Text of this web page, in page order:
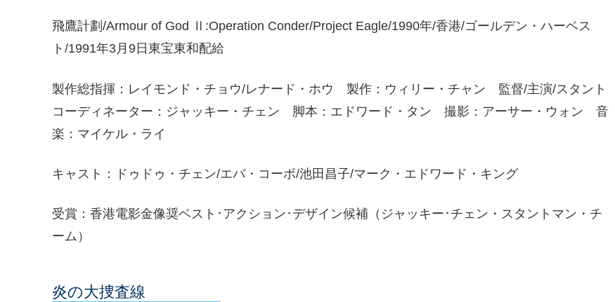
飛鷹計劃/Armour of God Ⅱ:Operation Conder/Project Eagle/1990年/香港/ゴールデン・ハーベス
ト/1991年3月9日東宝東和配給
製作総指揮：レイモンド・チョウ/レナード・ホウ 製作：ウィリー・チャン 監督/主演/スタント
コーディネーター：ジャッキー・チェン 脚本：エドワード・タン 撮影：アーサー・ウォン 音
楽：マイケル・ライ
キャスト：ドゥドゥ・チェン/エバ・コーボ/池田昌子/マーク・エドワード・キング
受賞：香港電影金像奨ベスト･アクション･デザイン候補（ジャッキー･チェン・スタントマン・チ
ーム）
炎の大捜査線